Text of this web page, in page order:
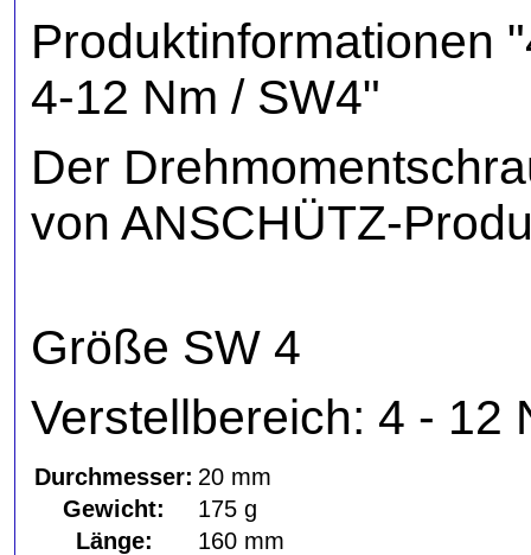
Produktinformationen
4-12 Nm / SW4"
Der
von ANSCHÜTZ-
Größe SW 4
Verstellbereich: 4 - 12
Durchmesser: 20 mm
Gewicht:
175 g
Länge:
160 mm